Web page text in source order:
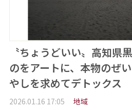
〝ちょうどいい〟高知
のをアートに、本物のぜ
やしを求めてデトックス
2026.01.16 17:05 地域